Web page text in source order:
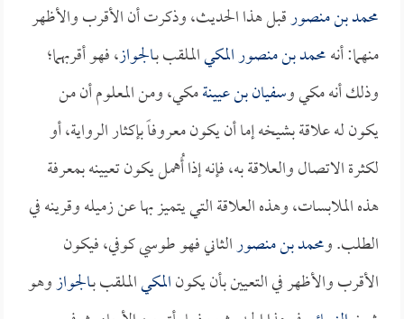
محمد بن منصورقبل هذا الحديث، وذكرت أن الأقرب والأظهر
منهما: أنهمحمد بن منصور المكيالملقب بـالجواز، فهو أقربهما؛
وذلك أنه مكي وسفيان بن عيينةمكي، ومن المعلوم أن من
يكون له علاقة بشيخه إما أن يكون معروفاً بإكثار الرواية، أو
لكثرة الاتصال والعلاقة به، فإنه إذا أُهمل يكون تعيينه بمعرفة
هذه الملابسات، وهذه العلاقة التي يتميز بها عن زميله وقرينه في
الطلب. ومحمد بن منصورالثاني فهو طوسي كوفي، فيكون
الأقرب والأظهر في التعيين بأن يكونالمكيالملقب بـالجوازوهو